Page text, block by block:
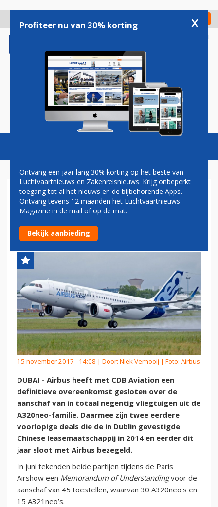
gaan
Check in
Magazine Podcasts Vacatures
DEFINITIEVE DEAL AIRBUS EN
CDB AVIATION OVER
A320NEO-ORDERS
15 november 2017 - 14:08 | Door: Niek Vernooij | Foto: Airbus
DUBAI - Airbus heeft met CDB Aviation een
definitieve overeenkomst gesloten over de
aanschaf van in totaal negentig vliegtuigen uit de
A320neo-familie. Daarmee zijn twee eerdere
voorlopige deals die de in Dublin gevestigde
Chinese leasemaatschappij in 2014 en eerder dit
jaar sloot met Airbus bezegeld.
In juni tekenden beide partijen tijdens de Paris
Airshow een Memorandum of Understandingvoor de
aanschaf van 45 toestellen, waarvan 30 A320neo’s en
15 A321neo’s.
Profiteer nu van 30% korting x
Ontvang een jaar lang 30% korting op het beste van
Luchtvaartnieuws en Zakenreisnieuws. Krijg onbeperkt
toegang tot al het nieuws en de bijbehorende Apps.
Ontvang tevens 12 maanden het Luchtvaartnieuws
Magazine in de mail of op de mat.
Bekijk aanbieding